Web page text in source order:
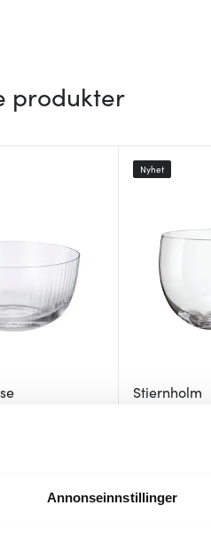
Annonseinnstillinger
produkter
Stiernholm
Nyhet